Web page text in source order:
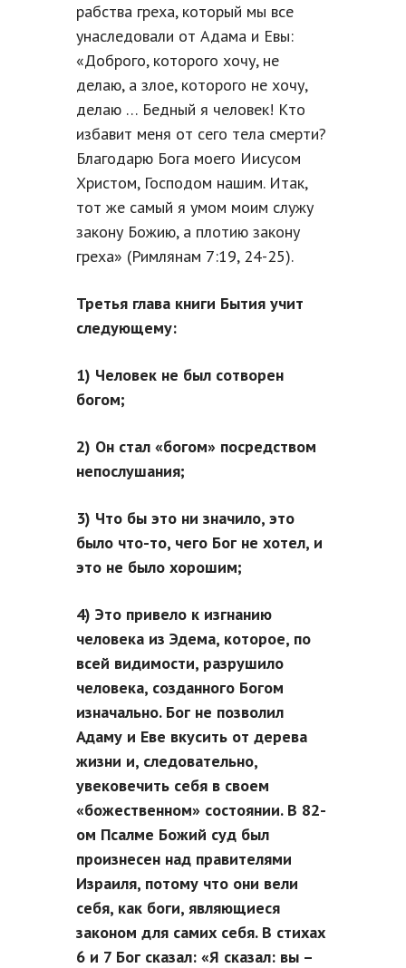
рабства греха, который мы все
унаследовали от Адама и Евы:
«Доброго, которого хочу, не
делаю, а злое, которого не хочу,
делаю … Бедный я человек! Кто
избавит меня от сего тела смерти?
Благодарю Бога моего Иисусом
Христом, Господом нашим. Итак,
тот же самый я умом моим служу
закону Божию, а плотию закону
греха» (Римлянам 7:19, 24-25).
Третья глава книги Бытия учит
следующему:
1) Человек не был сотворен
богом;
2) Он стал «богом» посредством
непослушания;
3) Что бы это ни значило, это
было что-то, чего Бог не хотел, и
это не было хорошим;
4) Это привело к изгнанию
человека из Эдема, которое, по
всей видимости, разрушило
человека, созданного Богом
изначально. Бог не позволил
Адаму и Еве вкусить от дерева
жизни и, следовательно,
увековечить себя в своем
«божественном» состоянии. В 82-
ом Псалме Божий суд был
произнесен над правителями
Израиля, потому что они вели
себя, как боги, являющиеся
законом для самих себя. В стихах
6 и 7 Бог сказал: «Я сказал: вы –